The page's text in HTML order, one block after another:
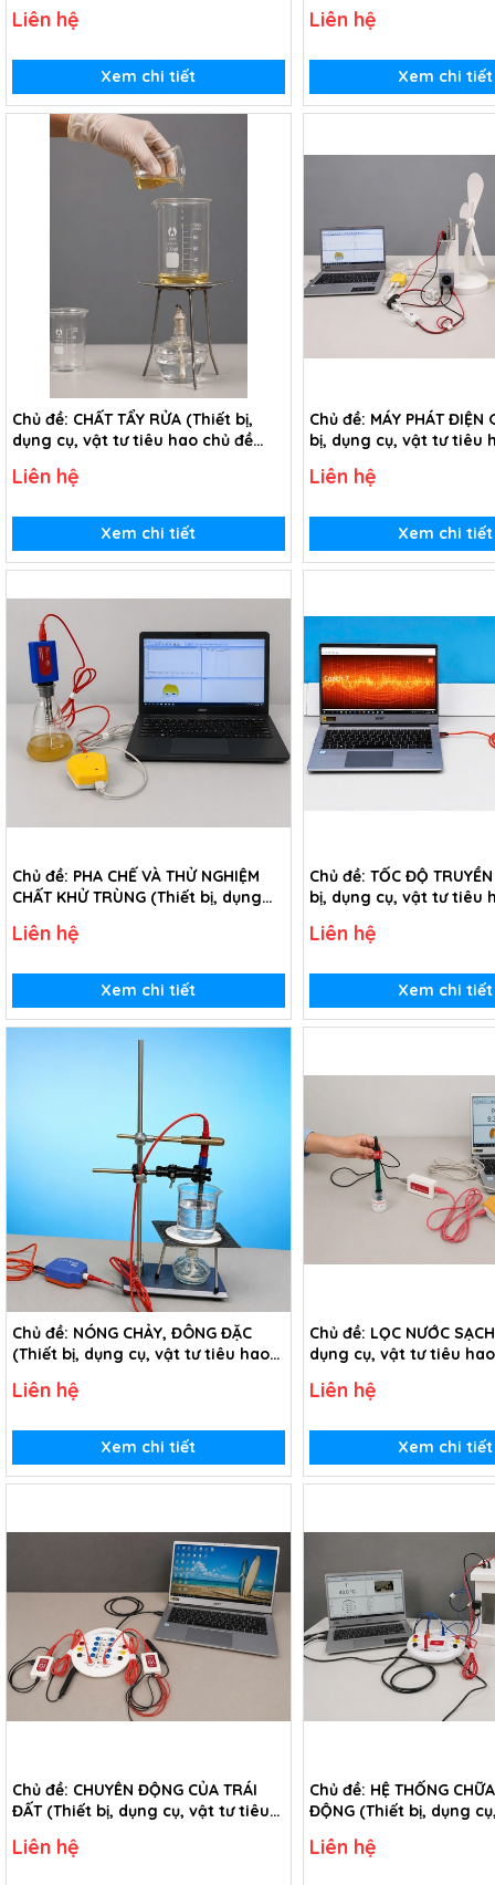
Liên hệ
Xem chi tiết
Liên hệ
Xem chi tiết
Chủ đề: CHẤT TẨY RỬA (Thiết bị,
dụng cụ, vật tư tiêu hao chủ đề
Liên hệ
Xem chi tiết
Chủ đề: MÁY PHÁT ĐIỆN
bị, dụng cụ, vật tư tiêu
Liên hệ
Xem chi tiết
Chủ đề: PHA CHẾ VÀ THỬ NGHIỆM
CHẤT KHỬ TRÙNG (Thiết bị, dụng
và thử nghiệm chất khử trùng -
Liên hệ
Xem chi tiết
Chủ đề: TỐC ĐỘ
bị, dụng cụ, vật tư tiêu
Liên hệ
Xem chi tiết
Chủ đề: NÓNG CHẢY, ĐÔNG ĐẶC
(Thiết bị, dụng cụ, vật tư tiêu hao
10)
Liên hệ
Xem chi tiết
Chủ đề: LỌC NƯỚC
dụng cụ, vật tư tiêu
Liên hệ
Xem chi tiết
Chủ đề: CHUYỂN ĐỘNG CỦA TRÁI
ĐẤT (Thiết bị, dụng cụ, vật tư tiêu
của Trái Đất - lớp 3)
Liên hệ
Chủ đề: HỆ THỐNG
ĐỘNG (Thiết bị, dụng
chữa cháy tự động -
Liên hệ